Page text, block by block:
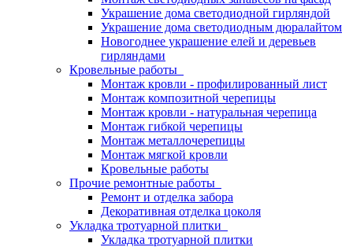
Украшение дома светодиодной гирляндой
Украшение дома светодиодным дюралайтом
Новогоднее украшение елей и деревьев
гирляндами
Кровельные работы
Монтаж кровли - профилированный лист
Монтаж композитной черепицы
Монтаж кровли - натуральная черепица
Монтаж гибкой черепицы
Монтаж металлочерепицы
Монтаж мягкой кровли
Кровельные работы
Прочие ремонтные работы
Ремонт и отделка забора
Декоративная отделка цоколя
Укладка тротуарной плитки
Укладка тротуарной плитки